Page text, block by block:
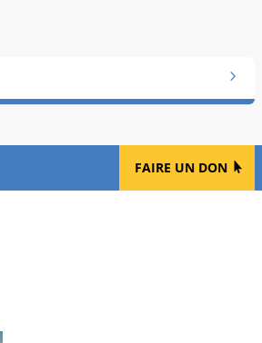
FAIRE UN DON